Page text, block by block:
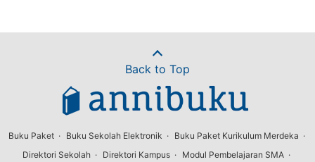
Back to Top
Buku Paket Buku Sekolah Elektronik
Buku Paket Kurikulum Merdeka
Direktori Sekolah
Direktori Kampus Modul Pembelajaran SMA